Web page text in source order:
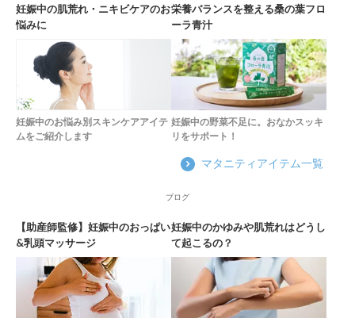
妊娠中の肌荒れ・ニキビケアのお
悩みに
妊娠中のお悩み別スキンケアアイテ
ムをご紹介します
栄養バランスを整える桑の葉フロ
ーラ青汁
妊娠中の野菜不足に。おなかスッキ
リをサポート！
マタニティアイテム一覧
ブログ
【助産師監修】妊娠中のおっぱい
&乳頭マッサージ
妊娠中のかゆみや肌荒れはどうし
て起こるの？